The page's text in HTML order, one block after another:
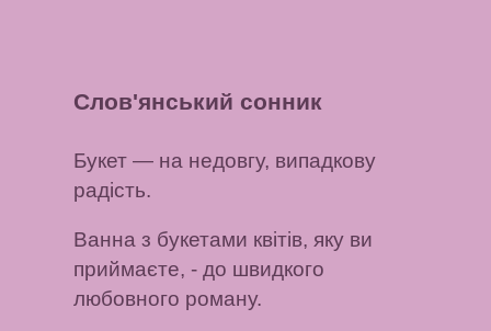
Слов'янський сонник
Букет — на недовгу, випадкову
радість.
Ванна з букетами квітів, яку ви
приймаєте, - до швидкого
любовного роману.